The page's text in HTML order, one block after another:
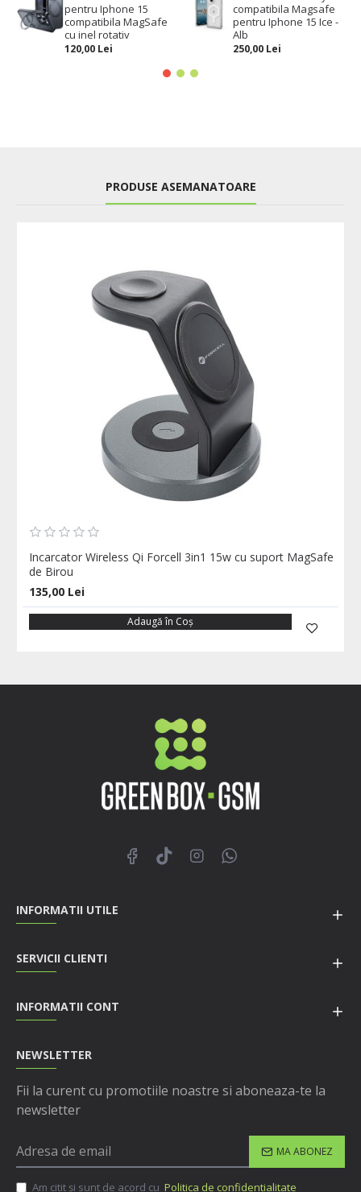
pentru Iphone 15
compatibila MagSafe
cu inel rotativ
120,00 Lei
compatibila Magsafe
pentru Iphone 15 Ice -
Alb
250,00 Lei
PRODUSE ASEMANATOARE
Incarcator Wireless Qi Forcell 3in1 15w cu suport MagSafe
de Birou
135,00 Lei
Adaugă în Coş
INFORMATII UTILE
SERVICII CLIENTI
INFORMATII CONT
NEWSLETTER
Fii la curent cu promotiile noastre si aboneaza-te la
newsletter
MA ABONEZ
Am citit şi sunt de acord cu Politica de confidentialitate